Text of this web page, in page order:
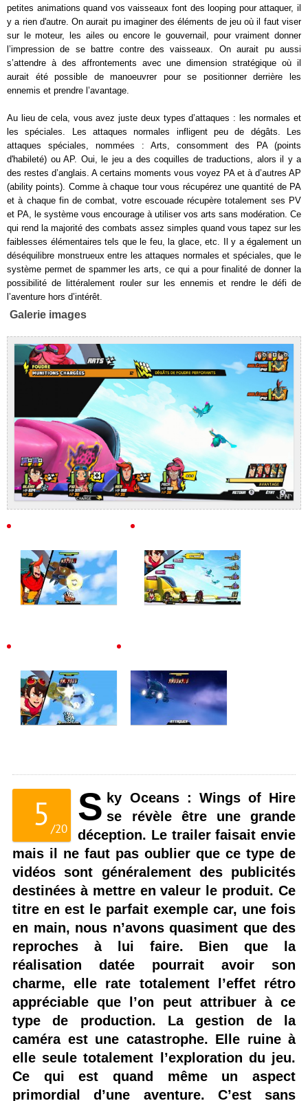
petites animations quand vos vaisseaux font des looping pour attaquer, il
y a rien d'autre. On aurait pu imaginer des éléments de jeu où il faut viser
sur le moteur, les ailes ou encore le gouvernail, pour vraiment donner
l’impression de se battre contre des vaisseaux. On aurait pu aussi
s’attendre à des affrontements avec une dimension stratégique où il
aurait été possible de manoeuvrer pour se positionner derrière les
ennemis et prendre l’avantage.
Au lieu de cela, vous avez juste deux types d’attaques : les normales et
les spéciales. Les attaques normales infligent peu de dégâts. Les
attaques spéciales, nommées : Arts, consomment des PA (points
d'habileté) ou AP. Oui, le jeu a des coquilles de traductions, alors il y a
des restes d’anglais. A certains moments vous voyez PA et à d’autres AP
(ability points). Comme à chaque tour vous récupérez une quantité de PA
et à chaque fin de combat, votre escouade récupère totalement ses PV
et PA, le système vous encourage à utiliser vos arts sans modération. Ce
qui rend la majorité des combats assez simples quand vous tapez sur les
faiblesses élémentaires tels que le feu, la glace, etc. Il y a également un
déséquilibre monstrueux entre les attaques normales et spéciales, que le
système permet de spammer les arts, ce qui a pour finalité de donner la
possibilité de littéralement rouler sur les ennemis et rendre le défi de
l’aventure hors d’intérêt.
Galerie images
5 /20
S ky Oceans : Wings of Hire
se révèle être une grande
déception. Le trailer faisait envie
mais il ne faut pas oublier que ce type de
vidéos sont généralement des publicités
destinées à mettre en valeur le produit. Ce
titre en est le parfait exemple car, une fois
en main, nous n’avons quasiment que des
reproches à lui faire. Bien que la
réalisation datée pourrait avoir son
charme, elle rate totalement l’effet rétro
appréciable que l’on peut attribuer à ce
type de production. La gestion de la
caméra est une catastrophe. Elle ruine à
elle seule totalement l’exploration du jeu.
Ce qui est quand même un aspect
primordial d’une aventure. C’est sans